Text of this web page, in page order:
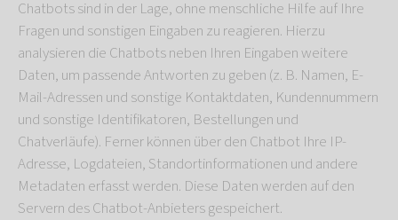
Chatbots sind in der Lage, ohne menschliche Hilfe auf Ihre
Fragen und sonstigen Eingaben zu reagieren. Hierzu
analysieren die Chatbots neben Ihren Eingaben weitere
Daten, um passende Antworten zu geben (z. B. Namen, E-
Mail-Adressen und sonstige Kontaktdaten, Kundennummern
und sonstige Identifikatoren, Bestellungen und
Chatverläufe). Ferner können über den Chatbot Ihre IP-
Adresse, Logdateien, Standortinformationen und andere
Metadaten erfasst werden. Diese Daten werden auf den
Servern des Chatbot-Anbieters gespeichert.